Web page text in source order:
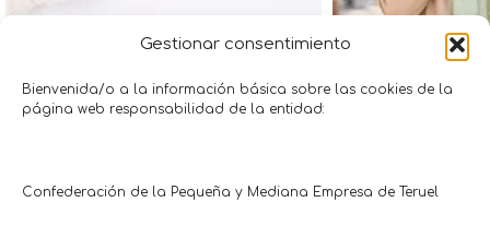
Gestionar consentimiento
Bienvenida/o a la información básica sobre las cookies de la
página web responsabilidad de la entidad:
Confederación de la Pequeña y Mediana Empresa de Teruel
jarabes Tusserbe ESI
Regalo